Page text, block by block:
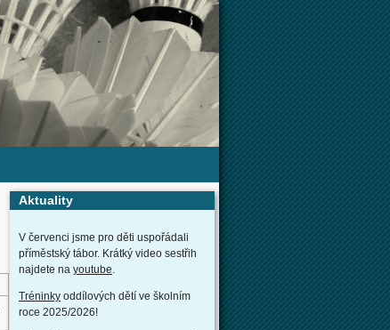
Aktuality
V červenci jsme pro děti uspořádali
příměstský tábor. Krátký video sestřih
najdete na youtube.
Tréninky oddílových dětí ve školním
roce 2025/2026!